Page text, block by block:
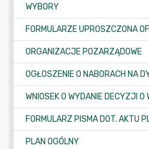
WYBORY
ORGANIZACJE POZARZĄDOWE
PLAN OGÓLNY